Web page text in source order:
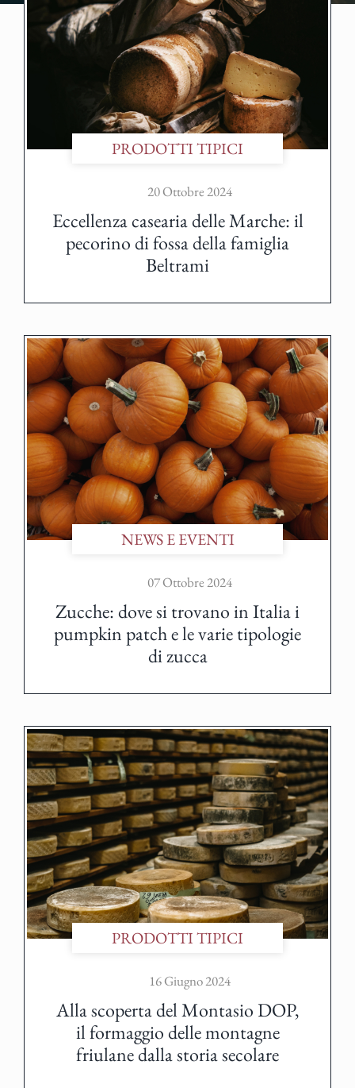
PRODOTTI TIPICI
20 Ottobre 2024
Eccellenza casearia delle Marche: il
pecorino di fossa della famiglia
Beltrami
NEWS E EVENTI
07 Ottobre 2024
Zucche: dove si trovano in Italia i
pumpkin patch e le varie tipologie
di zucca
PRODOTTI TIPICI
16 Giugno 2024
Alla scoperta del Montasio DOP,
il formaggio delle montagne
friulane dalla storia secolare